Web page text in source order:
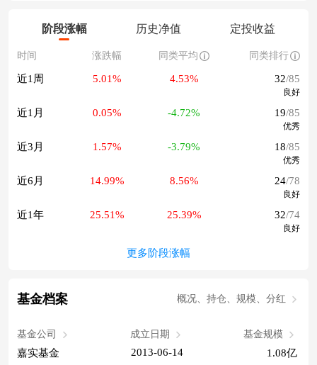
阶段涨幅 历史净值 定投收益
时间 涨跌幅 同类平均 同类排行
近1周 5.01% 4.53% 32/85
良好
近1月 0.05% -4.72% 19/85
优秀
近3月 1.57% -3.79% 18/85
优秀
近6月 14.99% 8.56% 24/78
良好
近1年 25.51% 25.39% 32/74
良好
更多阶段涨幅
基金档案 概况、持仓、规模、分红
基金公司
嘉实基金
成立日期
2013-06-14
基金规模
1.08亿